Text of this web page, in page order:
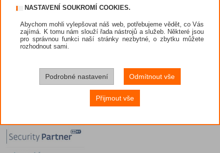
NASTAVENÍ SOUKROMÍ COOKIES.
Abychom mohli vylepšovat náš web, potřebujeme vědět, co Vás
zajímá. K tomu nám slouží řada nástrojů a služeb. Některé jsou
pro správnou funkci naší stránky nezbytné, o zbytku můžete
rozhodnout sami.
Podrobné nastavení Odmítnout vše
Přijmout vše